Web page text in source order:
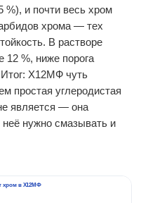
%), и почти весь хром
хрома — тех
В растворе
12 %, ниже порога
Итог: Х12МФ чуть
простая углеродистая
является — она
неё нужно смазывать и
хром в Х12МФ